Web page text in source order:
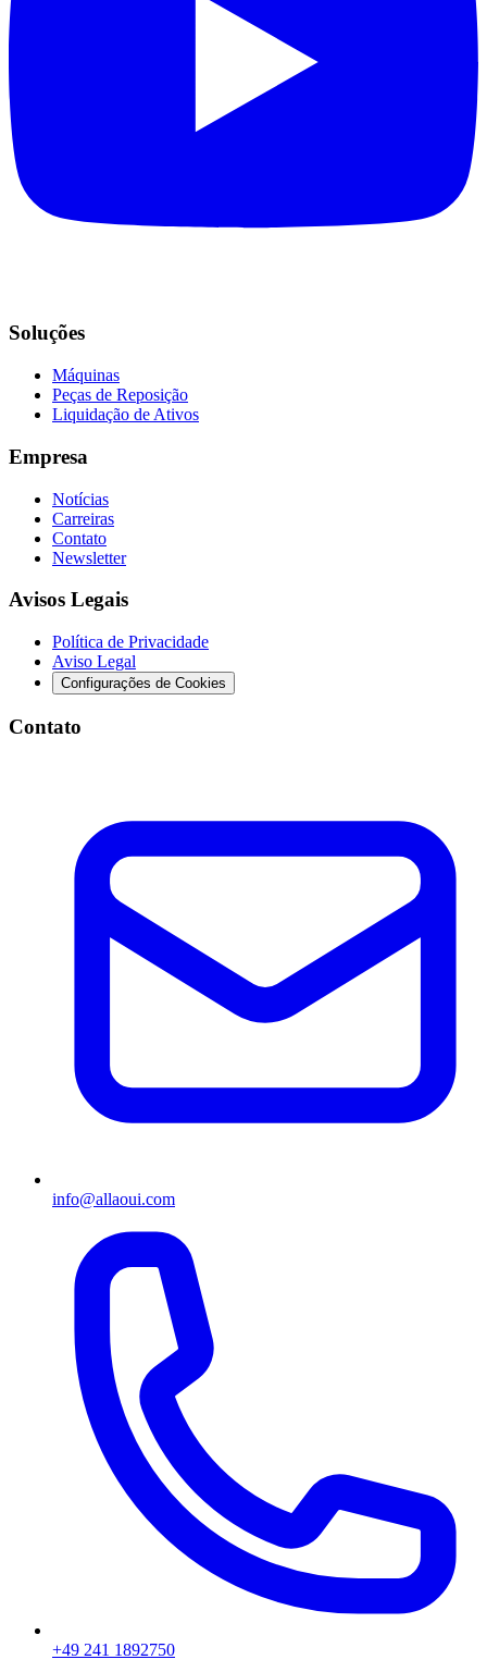
Soluções
Máquinas
Peças de Reposição
Liquidação de Ativos
Empresa
Notícias
Carreiras
Contato
Newsletter
Avisos Legais
Política de Privacidade
Aviso Legal
Configurações de Cookies
Contato
info@allaoui.com
+49 241 1892750